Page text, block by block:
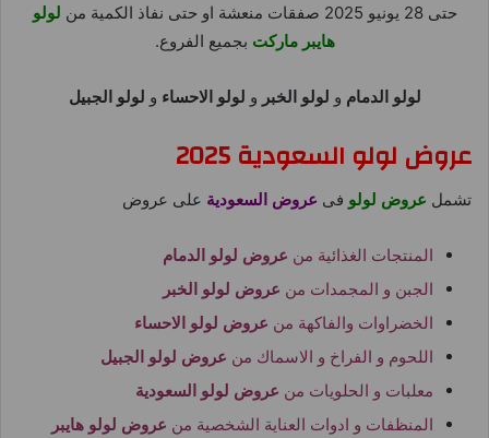
حتى 28 يونيو 2025 صفقات منعشة او حتى نفاذ الكمية من
لولو
هايبر ماركت بجميع الفروع.
لولو الدمام و لولو الخبر و لولو الاحساء و لولو الجبيل
عروض لولو السعودية 2025
تشمل عروض لولو فى عروض السعودية على عروض
المنتجات الغذائية من عروض لولو الدمام
الجبن و المجمدات من عروض لولو الخبر
الخضراوات والفاكهة من عروض لولو الاحساء
اللحوم و الفراخ و الاسماك من عروض لولو الجبيل
معلبات و الحلويات من عروض لولو السعودية
المنظفات و ادوات العناية الشخصية من عروض لولو هايبر